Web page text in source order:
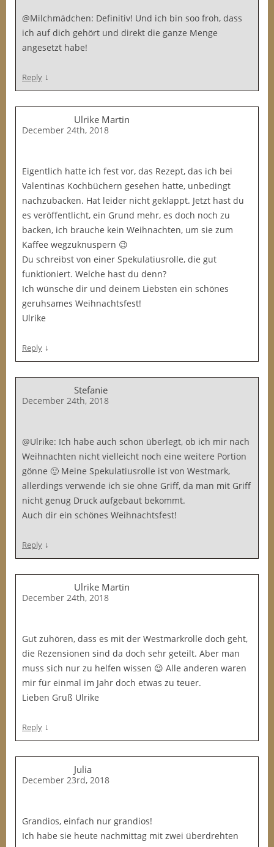
@Milchmädchen: Definitiv! Und ich bin soo froh, dass
ich auf dich gehört und direkt die ganze Menge
angesetzt habe!
Reply ↓
Ulrike Martin
December 24th, 2018
Eigentlich hatte ich fest vor, das Rezept, das ich bei
Valentinas Kochbüchern gesehen hatte, unbedingt
nachzubacken. Hat leider nicht geklappt. Jetzt hast du
es veröffentlicht, ein Grund mehr, es doch noch zu
backen, ich brauche kein Weihnachten, um sie zum
Kaffee wegzuknuspern 😉
Du schreibst von einer Spekulatiusrolle, die gut
funktioniert. Welche hast du denn?
Ich wünsche dir und deinem Liebsten ein schönes
geruhsames Weihnachtsfest!
Ulrike
Reply ↓
Stefanie
December 24th, 2018
@Ulrike: Ich habe auch schon überlegt, ob ich mir nach
Weihnachten nicht vielleicht noch eine weitere Portion
gönne 🙂 Meine Spekulatiusrolle ist von Westmark,
allerdings verwende ich sie ohne Griff, da man mit Griff
nicht genug Druck aufgebaut bekommt.
Auch dir ein schönes Weihnachtsfest!
Reply ↓
Ulrike Martin
December 24th, 2018
Gut zuhören, dass es mit der Westmarkrolle doch geht,
die Rezensionen sind da doch sehr geteilt. Aber man
muss sich nur zu helfen wissen 😉 Alle anderen waren
mir für einmal im Jahr doch etwas zu teuer.
Lieben Gruß Ulrike
Reply ↓
Julia
December 23rd, 2018
Grandios, einfach nur grandios!
Ich habe sie heute nachmittag mit zwei überdrehten